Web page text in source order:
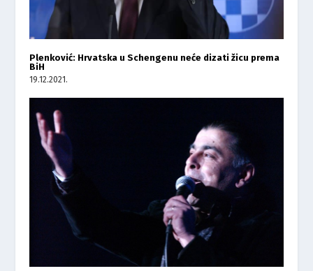
Plenković: Hrvatska u Schengenu neće dizati žicu prema
BiH
19.12.2021.